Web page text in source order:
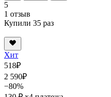
5
1 отзыв
Купили 35 раз
Хит
518₽
2 590₽
−80%